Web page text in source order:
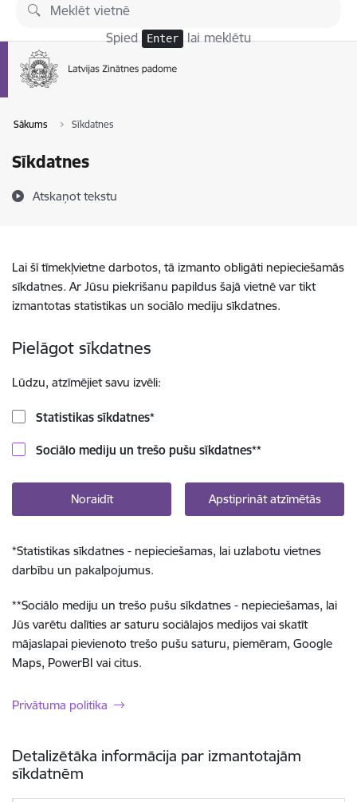
Pāriet uz lapas saturu
Spied Enter lai meklētu
Sākums Sīkdatnes
Sīkdatnes
Atskaņot tekstu
Lai šī tīmekļvietne darbotos, tā izmanto obligāti nepieciešamās
sīkdatnes. Ar Jūsu piekrišanu papildus šajā vietnē var tikt
izmantotas statistikas un sociālo mediju sīkdatnes.
Pielāgot sīkdatnes
Lūdzu, atzīmējiet savu izvēli:
Statistikas sīkdatnes*
Sociālo mediju un trešo pušu sīkdatnes**
Noraidīt Apstiprināt atzīmētās
*Statistikas sīkdatnes - nepieciešamas, lai uzlabotu vietnes
darbību un pakalpojumus.
**Sociālo mediju un trešo pušu sīkdatnes - nepieciešamas, lai
Jūs varētu dalīties ar saturu sociālajos medijos vai skatīt
mājaslapai pievienoto trešo pušu saturu, piemēram, Google
Maps, PowerBI vai citus.
Privātuma politika
Detalizētāka informācija par izmantotajām
sīkdatnēm